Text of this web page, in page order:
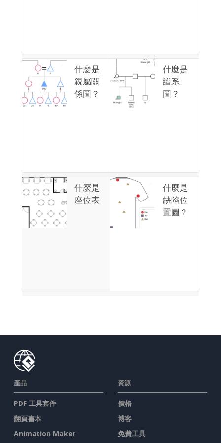
什麼是
親屬關
係圖？
什麼是
譜系
圖？
什麼是
座位表
什麼是
缺陷位
置圖？
產品
PDF 工具套件
翻頁書本
Animation Maker
資源
價格
博客
免費工具